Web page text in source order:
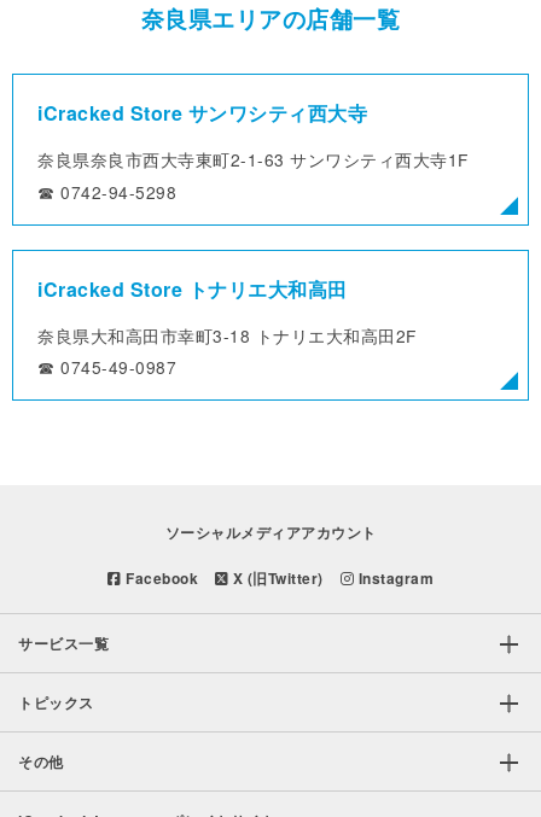
奈良県エリアの店舗一覧
iCracked Store サンワシティ西大寺
奈良県奈良市西大寺東町2-1-63 サンワシティ西大寺1F
☎︎ 0742-94-5298
iCracked Store トナリエ大和高田
奈良県大和高田市幸町3-18 トナリエ大和高田2F
☎︎ 0745-49-0987
ソーシャルメディアアカウント
Facebook X (旧Twitter) Instagram
サービス一覧
トピックス
その他